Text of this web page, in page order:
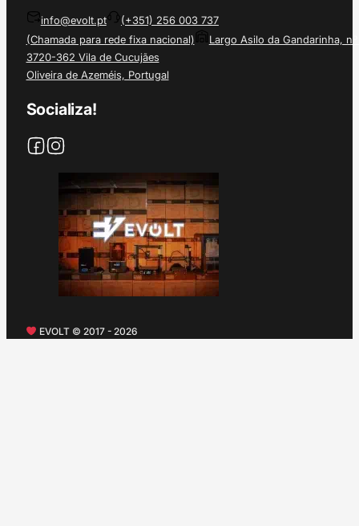
info@evolt.pt
(+351) 256 003 737
(Chamada para rede fixa nacional)
Largo Asilo da Gandarinha, nº
3720-362 Vila de Cucujães
Oliveira de Azeméis, Portugal
Socializa!
EVOLT © 2017 - 2026